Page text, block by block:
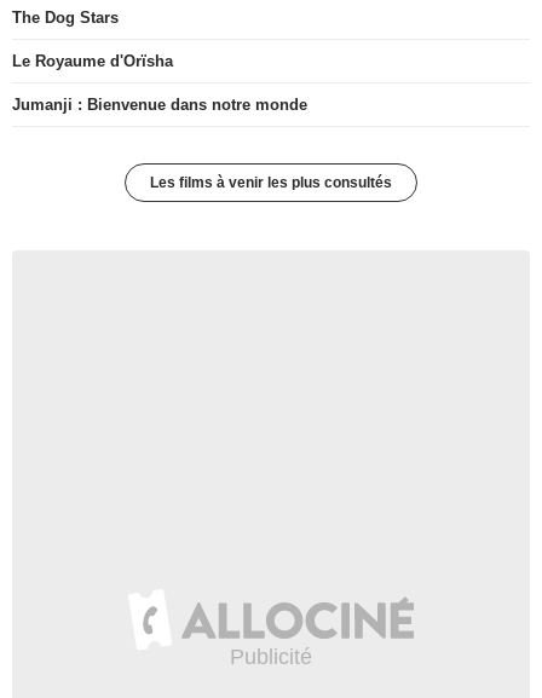
The Dog Stars
Le Royaume d'Orïsha
Jumanji : Bienvenue dans notre monde
Les films à venir les plus consultés